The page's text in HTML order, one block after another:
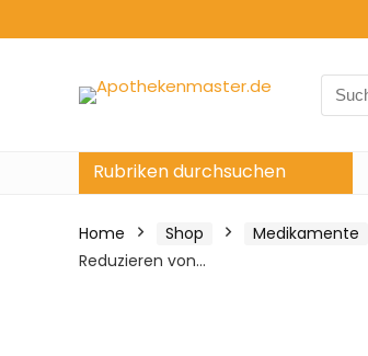
Search
for:
Rubriken durchsuchen
Home Shop Medikamente
Reduzieren von…